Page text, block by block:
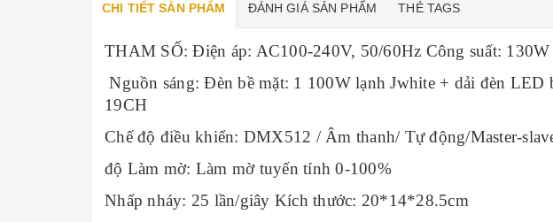
CHI TIẾT SẢN PHẨM ĐÁNH GIÁ SẢN PHẨM THẺ TAGS
THAM SỐ: Điện áp: AC100-240V, 50/60Hz Công suất: 130W
Nguồn sáng: Đèn bề mặt: 1 100W lạnh Jwhite + dải đèn
19CH
Chế độ điều khiển: DMX512 / Âm thanh/ Tự động/Master-
độ Làm mờ: Làm mờ tuyến tính 0-100%
Nhấp nháy: 25 lần/giây Kích thước: 20*14*28.5cm